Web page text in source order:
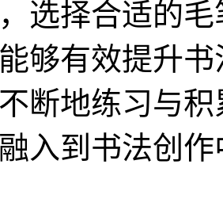
选择合适的
够有效提升
断地练习与
入到书法创